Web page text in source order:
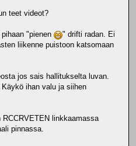
teet videot?
"pienen
" drifti radan. Ei
liikenne puistoon katsomaan
jos sais hallitukselta luvan.
ihan valu ja siihen
linkkaamassa
pinnassa.